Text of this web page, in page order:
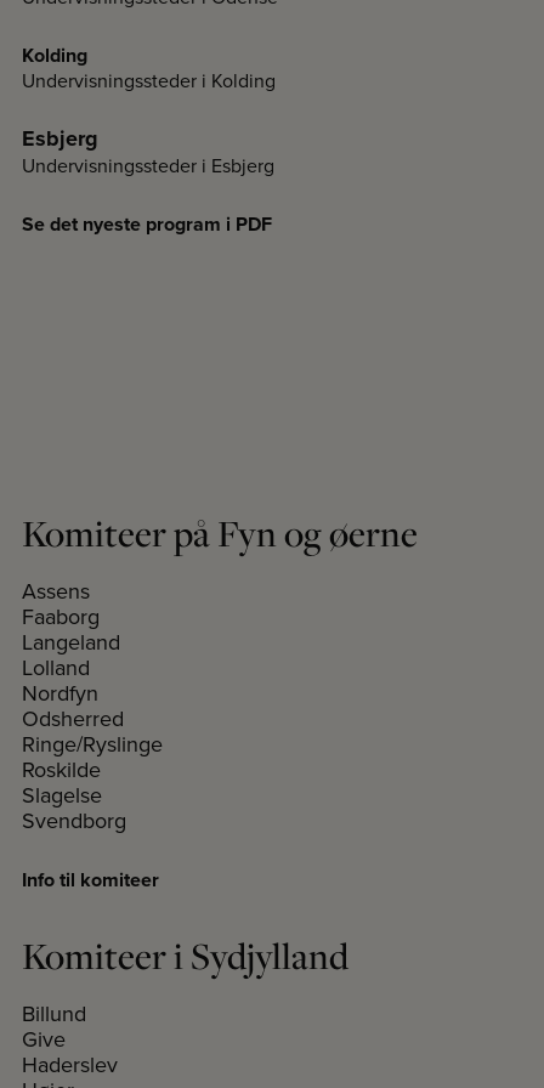
Kolding
Undervisningssteder i Kolding
Esbjerg
Undervisningssteder i Esbjerg
Se det nyeste program i PDF
Komiteer på Fyn og øerne
Assens
Faaborg
Langeland
Lolland
Nordfyn
Odsherred
Ringe/Ryslinge
Roskilde
Slagelse
Svendborg
Info til komiteer
Komiteer i Sydjylland
Billund
Give
Haderslev